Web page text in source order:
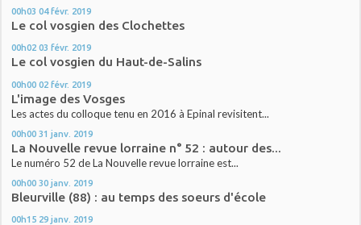
00h03 04 févr. 2019
Le col vosgien des Clochettes
00h02 03 févr. 2019
Le col vosgien du Haut-de-Salins
00h00 02 févr. 2019
L'image des Vosges
Les actes du colloque tenu en 2016 à Epinal revisitent...
00h00 31 janv. 2019
La Nouvelle revue lorraine n° 52 : autour des...
Le numéro 52 de La Nouvelle revue lorraine est...
00h00 30 janv. 2019
Bleurville (88) : au temps des soeurs d'école
00h15 29 janv. 2019